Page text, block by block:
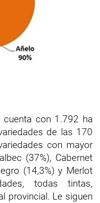
cuenta con 1.792 ha
de las 170
con mayor
(37%), Cabernet
(14,3%) y Merlot
todas tintas,
provincial. Le siguen